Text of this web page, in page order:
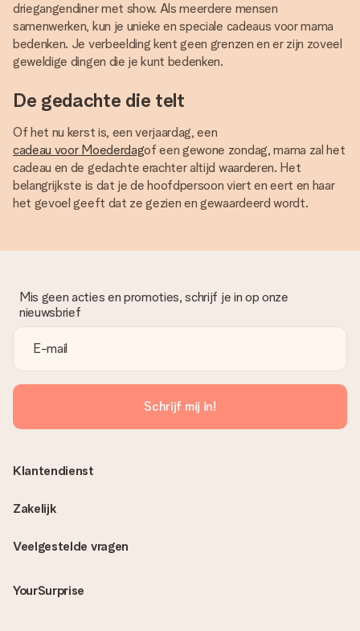
driegangendiner met show. Als meerdere mensen
samenwerken, kun je unieke en speciale cadeaus voor mama
bedenken. Je verbeelding kent geen grenzen en er zijn zoveel
geweldige dingen die je kunt bedenken.
De gedachte die telt
Of het nu kerst is, een verjaardag, een
cadeau voor Moederdagof een gewone zondag, mama zal het
cadeau en de gedachte erachter altijd waarderen. Het
belangrijkste is dat je de hoofdpersoon viert en eert en haar
het gevoel geeft dat ze gezien en gewaardeerd wordt.
Mis geen acties en promoties, schrijf je in op onze
nieuwsbrief
Schrijf mij in!
Veelgestelde vragen
YourSurprise
Klantendienst
Zakelijk